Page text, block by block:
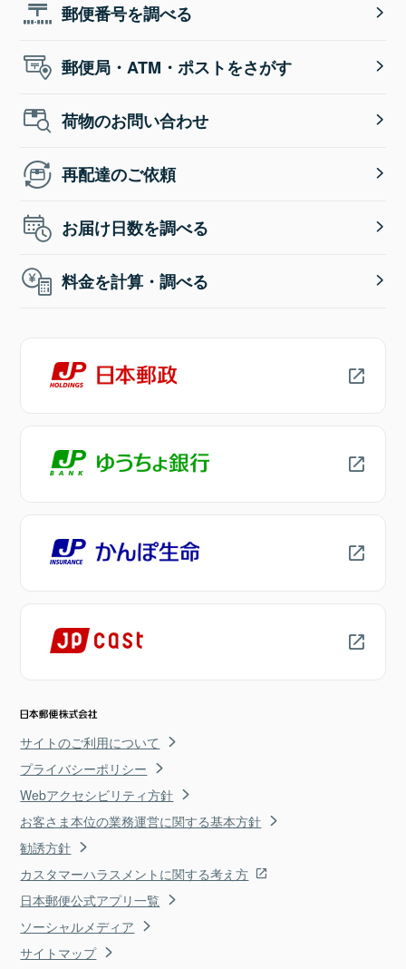
郵便番号を調べる
郵便局・ATM・ポストをさがす
荷物のお問い合わせ
再配達のご依頼
お届け日数を調べる
料金を計算・調べる
サイトのご利用について
プライバシーポリシー
Webアクセシビリティ方針
お客さま本位の業務運営に関する基本方針
勧誘方針
カスタマーハラスメントに関する考え方
日本郵便公式アプリ一覧
ソーシャルメディア
サイトマップ